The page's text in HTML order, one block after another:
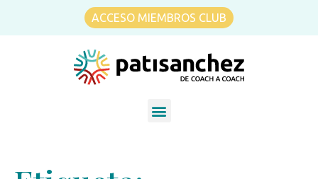
ACCESO MIEMBROS CLUB